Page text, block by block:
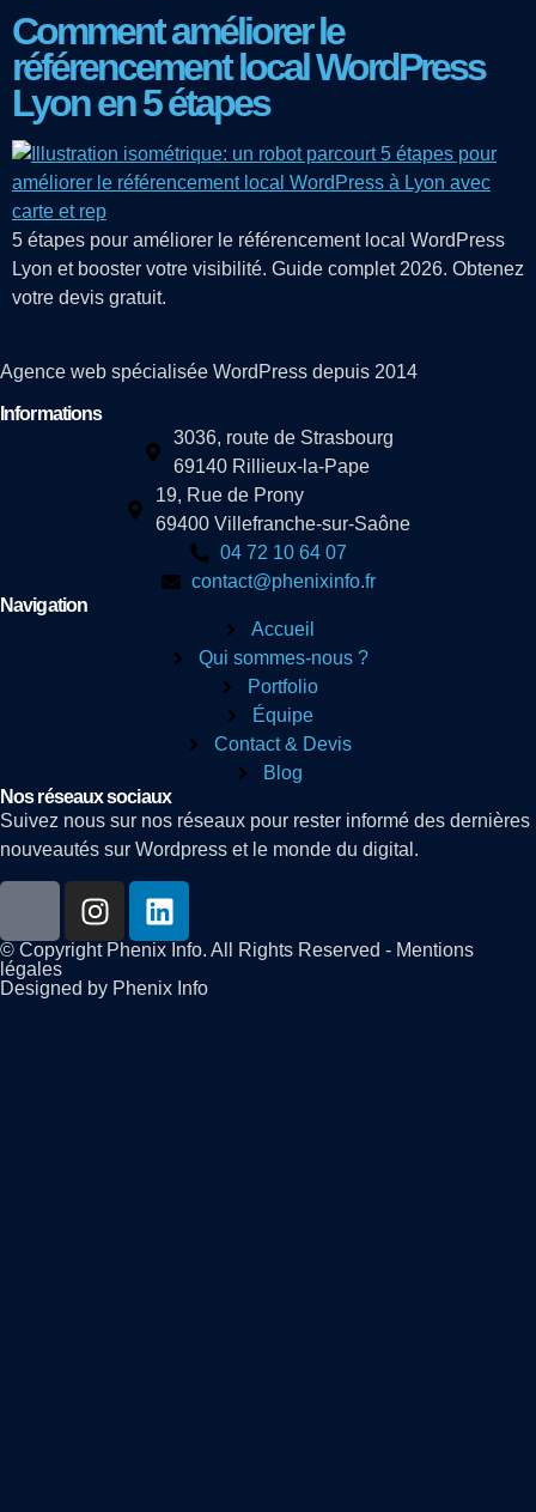
Comment améliorer le
référencement local WordPress
Lyon en 5 étapes
5 étapes pour améliorer le référencement local WordPress
Lyon et booster votre visibilité. Guide complet 2026. Obtenez
votre devis gratuit.
Agence web spécialisée WordPress depuis 2014
Informations
3036, route de Strasbourg
69140 Rillieux-la-Pape
19, Rue de Prony
69400 Villefranche-sur-Saône
04 72 10 64 07
contact@phenixinfo.fr
Navigation
Accueil
Qui sommes-nous ?
Portfolio
Équipe
Contact & Devis
Blog
Nos réseaux sociaux
Suivez nous sur nos réseaux pour rester informé des dernières
nouveautés sur Wordpress et le monde du digital.
© Copyright Phenix Info. All Rights Reserved - Mentions
légales
Designed by Phenix Info